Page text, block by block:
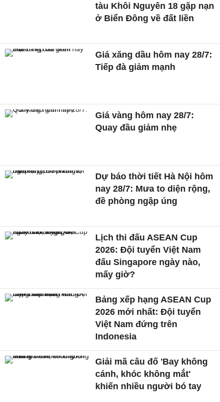
tàu Khôi Nguyên 18 gặp nạn
ở Biển Đông về đất liền
Giá xăng dầu hôm nay 28/7:
Tiếp đà giảm mạnh
Giá vàng hôm nay 28/7:
Quay đầu giảm nhẹ
Dự báo thời tiết Hà Nội hôm
nay 28/7: Mưa to diện rộng,
đề phòng ngập úng
Lịch thi đấu ASEAN Cup
2026: Đội tuyển Việt Nam
đấu Singapore ngày nào,
mấy giờ?
Bảng xếp hạng ASEAN Cup
2026 mới nhất: Đội tuyển
Việt Nam đứng trên
Indonesia
Giải mã câu đố 'Bay không
cánh, khóc không mắt'
khiến nhiều người bó tay